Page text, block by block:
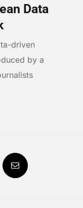
Data
driven
by a